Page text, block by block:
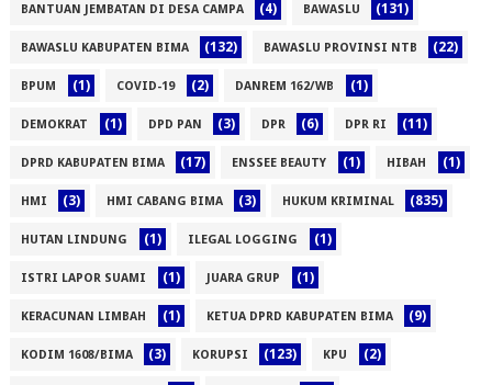
BANTUAN JEMBATAN DI DESA CAMPA (4) BAWASLU (131)
BAWASLU KABUPATEN BIMA (132) BAWASLU PROVINSI NTB (22)
BPUM (1) COVID-19 (2) DANREM 162/WB (1)
DEMOKRAT (1) DPD PAN (3) DPR (6) DPR RI (11)
DPRD KABUPATEN BIMA (17) ENSSEE BEAUTY (1) HIBAH (1)
HMI (3) HMI CABANG BIMA (3) HUKUM KRIMINAL (835)
HUTAN LINDUNG (1) ILEGAL LOGGING (1)
ISTRI LAPOR SUAMI (1) JUARA GRUP (1)
KERACUNAN LIMBAH (1) KETUA DPRD KABUPATEN BIMA (9)
KODIM 1608/BIMA (3) KORUPSI (123) KPU (2)